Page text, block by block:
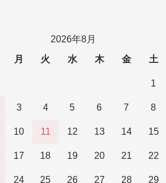
2026年8月
月 火 水 木 金 土
1
3 4 5 6 7 8
10 11 12 13 14 15
17 18 19 20 21 22
24 25 26 27 28 29